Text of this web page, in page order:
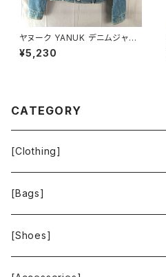
ヤヌーク YANUK デニムジャケ
ット Gジャン ロゴボタン ヴィン
テージ加工 ダメージ加工 イン
¥5,230
CATEGORY
[Clothing]
Krochet Kids International
[Bags]
BAGGU
[Shoes]